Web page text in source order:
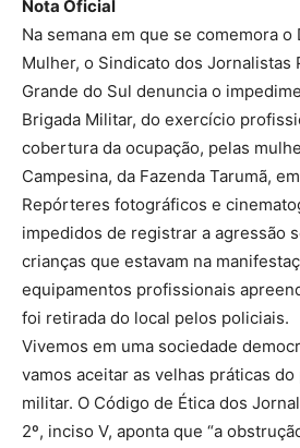
Nota Oficial
Na semana em que se comemora
Mulher, o Sindicato dos Jornalistas
Grande do Sul denuncia o
Brigada Militar, do exercício
cobertura da ocupação, pelas
Campesina, da Fazenda Tarumã,
Repórteres fotográficos e
impedidos de registrar a agressão
crianças que estavam na
equipamentos profissionais
foi retirada do local pelos policiais.
Vivemos em uma sociedade
vamos aceitar as velhas práticas
militar. O Código de Ética dos
2º, inciso V, aponta que “a